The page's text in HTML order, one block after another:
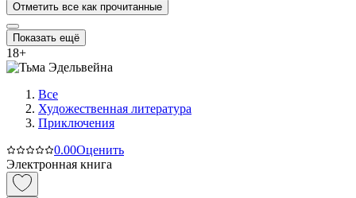
Отметить все как прочитанные
Показать ещё
18+
Все
Художественная литература
Приключения
0.00Оценить
Электронная книга